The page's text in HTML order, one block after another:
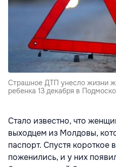
Страшное ДТП унесло жизни
ребенка 13 декабря в
Стало известно, что
выходцем из Молдовы,
паспорт. Спустя короткое
поженились, и у них